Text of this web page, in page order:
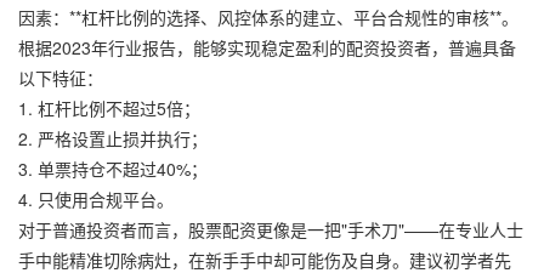
因素：**杠杆比例的选择、风控体系的建立、平台合规性的审核**。
根据2023年行业报告，能够实现稳定盈利的配资投资者，普遍具备
以下特征：
1. 杠杆比例不超过5倍；
2. 严格设置止损并执行；
3. 单票持仓不超过40%；
4. 只使用合规平台。
对于普通投资者而言，股票配资更像是一把"手术刀"——在专业人士
手中能精准切除病灶，在新手手中却可能伤及自身。建议初学者先